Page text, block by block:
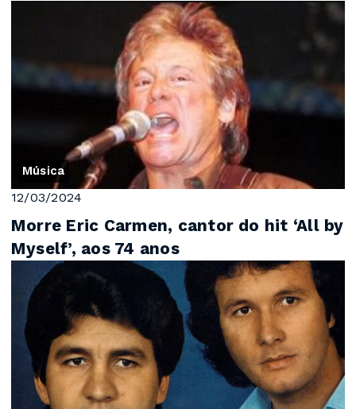
Música
12/03/2024
Morre Eric Carmen, cantor do hit ‘All by
Myself’, aos 74 anos